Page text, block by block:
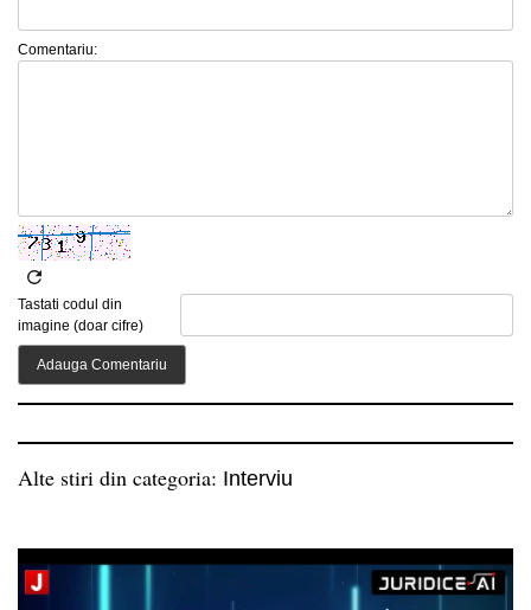
Comentariu:
Tastati codul din
imagine (doar cifre)
Alte stiri din categoria: Interviu